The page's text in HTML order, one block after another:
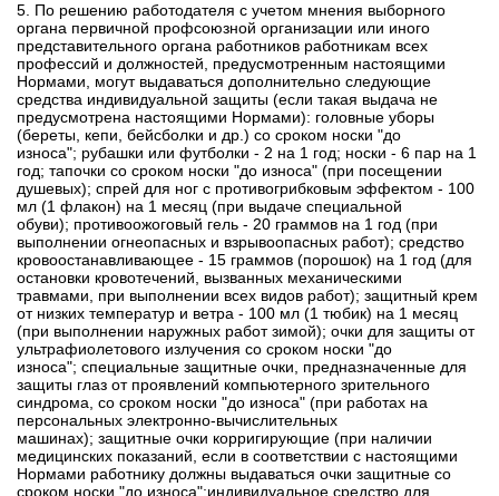
5. По решению работодателя с учетом мнения выборного
органа первичной профсоюзной организации или иного
представительного органа работников работникам всех
профессий и должностей, предусмотренным настоящими
Нормами, могут выдаваться дополнительно следующие
средства индивидуальной защиты (если такая выдача не
предусмотрена настоящими Нормами): головные уборы
(береты, кепи, бейсболки и др.) со сроком носки "до
износа"; рубашки или футболки - 2 на 1 год; носки - 6 пар на 1
год; тапочки со сроком носки "до износа" (при посещении
душевых); спрей для ног с противогрибковым эффектом - 100
мл (1 флакон) на 1 месяц (при выдаче специальной
обуви); противоожоговый гель - 20 граммов на 1 год (при
выполнении огнеопасных и взрывоопасных работ); средство
кровоостанавливающее - 15 граммов (порошок) на 1 год (для
остановки кровотечений, вызванных механическими
травмами, при выполнении всех видов работ); защитный крем
от низких температур и ветра - 100 мл (1 тюбик) на 1 месяц
(при выполнении наружных работ зимой); очки для защиты от
ультрафиолетового излучения со сроком носки "до
износа"; специальные защитные очки, предназначенные для
защиты глаз от проявлений компьютерного зрительного
синдрома, со сроком носки "до износа" (при работах на
персональных электронно-вычислительных
машинах); защитные очки корригирующие (при наличии
медицинских показаний, если в соответствии с настоящими
Нормами работнику должны выдаваться очки защитные со
сроком носки "до износа";индивидуальное средство для